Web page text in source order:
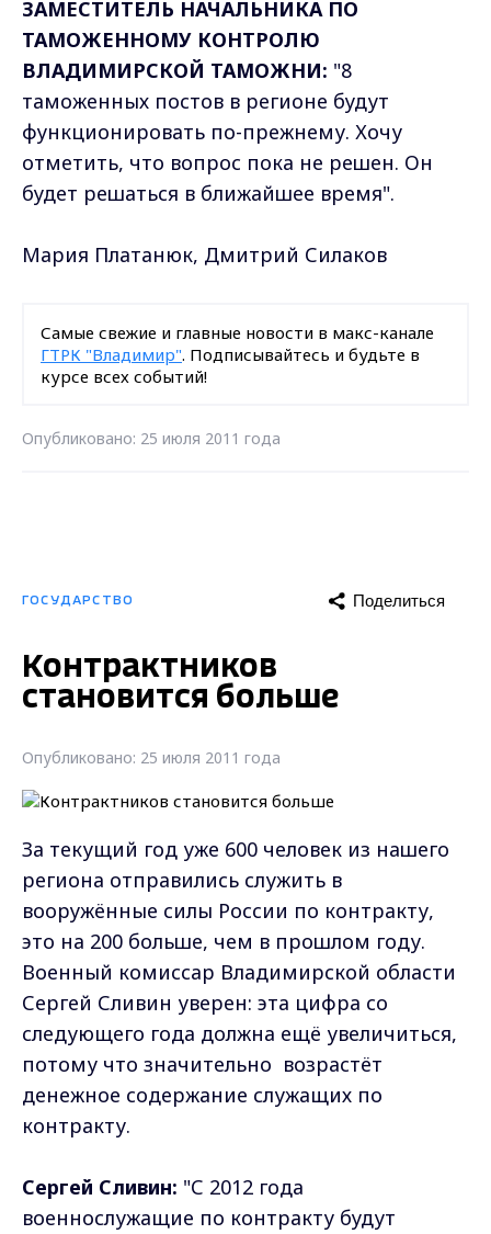
ЗАМЕСТИТЕЛЬ НАЧАЛЬНИКА ПО
ТАМОЖЕННОМУ КОНТРОЛЮ
ВЛАДИМИРСКОЙ ТАМОЖНИ: "8
таможенных постов в регионе будут
функционировать по-прежнему. Хочу
отметить, что вопрос пока не решен. Он
будет решаться в ближайшее время".
Мария Платанюк, Дмитрий Силаков
Самые свежие и главные новости в макс-канале
ГТРК "Владимир". Подписывайтесь и будьте в
курсе всех событий!
Опубликовано: 25 июля 2011 года
ГОСУДАРСТВО Поделиться
Контрактников
становится больше
Опубликовано: 25 июля 2011 года
За текущий год уже 600 человек из нашего
региона отправились служить в
вооружённые силы России по контракту,
это на 200 больше, чем в прошлом году.
Военный комиссар Владимирской области
Сергей Сливин уверен: эта цифра со
следующего года должна ещё увеличиться,
потому что значительно возрастёт
денежное содержание служащих по
контракту.
Сергей Сливин: "С 2012 года
военнослужащие по контракту будут